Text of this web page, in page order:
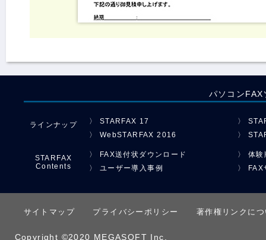
パソコン
ラインナップ 〉 STARFAX 17
〉
〉 WebSTARFAX 2016
〉
STARFAX
Contents
〉 FAX送付状ダウンロード
〉 体
〉 ユーザー導入事例
〉 FAX
サイトマップ プライバシーポリシー 著作権リンクに
Copyright ©2020 MEGASOFT Inc.